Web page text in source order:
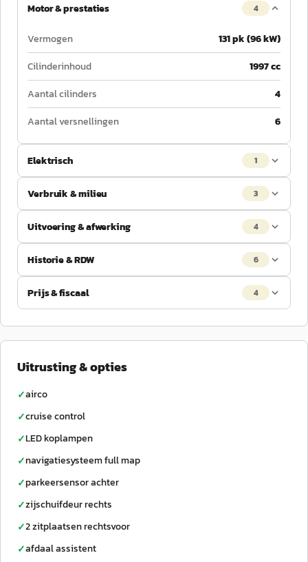
Motor & prestaties 4
Vermogen
131 pk (96 kW)
Cilinderinhoud
1997 cc
Aantal cilinders
4
Aantal versnellingen
6
Elektrisch 1
Verbruik & milieu 3
Uitvoering & afwerking 4
Historie & RDW 6
Prijs & fiscaal 4
Uitrusting & opties
✓airco
✓cruise control
✓LED koplampen
✓navigatiesysteem full map
✓parkeersensor achter
✓zijschuifdeur rechts
✓2 zitplaatsen rechtsvoor
✓afdaal assistent